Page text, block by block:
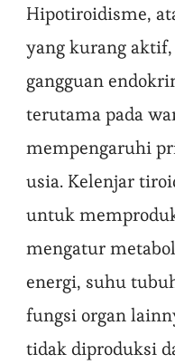
Hipotiroidisme,
yang kurang
gangguan
terutama pada
mempengaruhi
usia. Kelenjar
untuk
mengatur
energi, suhu
fungsi organ
tidak diproduksi